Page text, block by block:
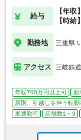
給与
【年
【時
勤務地 三重県
アクセス 三岐鉄
年収700万円以上可 新
原則、引越しを伴う転勤
車通勤可
店舗数1～9